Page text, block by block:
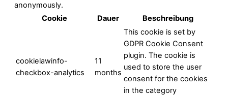
anonymously.
Cookie
Dauer Beschreibung
cookielawinfo-
checkbox-analytics
11
months
This cookie is set by
GDPR Cookie Consent
plugin. The cookie is
used to store the user
consent for the cookies
in the category